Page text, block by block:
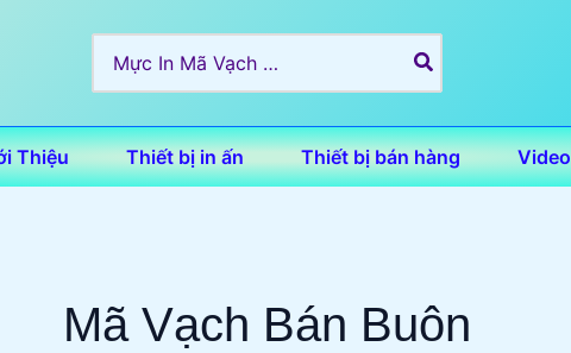
for:
Thiệu Thiết bị in ấn Thiết bị bán hàng Video
Mã Vạch Bán Buôn